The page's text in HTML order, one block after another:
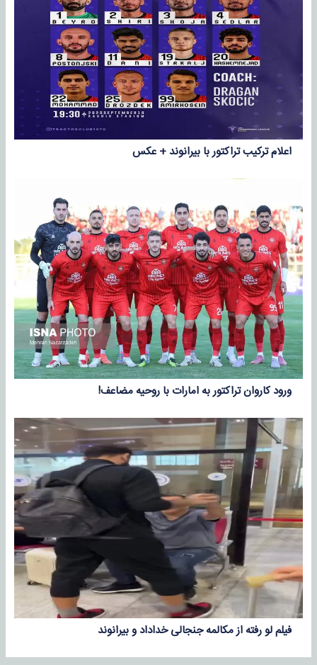
اعلام ترکیب تراکتور با بیرانوند + عکس
ورود کاروان تراکتور به امارات با روحیه مضاعف!
فیلم لو رفته از مکالمه جنجالی خداداد و بیرانوند